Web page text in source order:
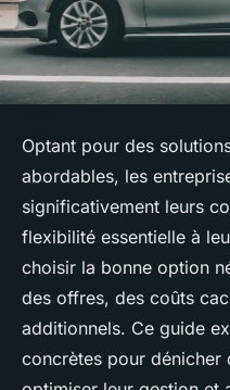
Optant pour des
abordables, les
significativement leurs
flexibilité essentielle à
choisir la bonne option
des offres, des coûts
additionnels. Ce guide
concrètes pour dénicher